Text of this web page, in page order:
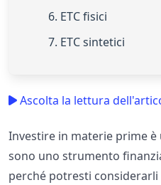
6. ETC fisici
7. ETC sintetici
Ascolta la lettura
Investire in materie prime
sono uno strumento
perché potresti